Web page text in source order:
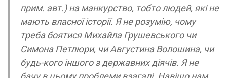
прим. авт.) на манкурство, тобто людей, які не
мають власної історії. Я не розумію, чому
треба боятися Михайла Грушевського чи
Симона Петлюри, чи Августина Волошина, чи
будь-кого іншого з державних діячів. Я не